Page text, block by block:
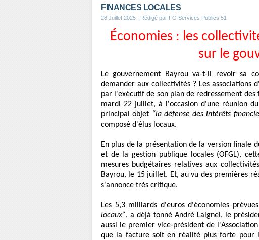
FINANCES LOCALES
28 Juillet 2025 , Rédigé par FO Services Publics 51
Économies : les
sur le
Le gouvernement Bayrou va-t-il revoir sa
demander aux collectivités ? Les associations
par l'exécutif de son plan de redressement
mardi 22 juillet, à l'occasion d'une réunion
principal objet “la défense des intérêts
composé d'élus locaux.
En plus de la présentation de la version finale
et de la gestion publique locales (OFGL),
mesures budgétaires relatives aux
Bayrou, le 15 juillet. Et, au vu des premières
s'annonce très critique.
Les 5,3 milliards d'euros d'économies
locaux”, a déjà tonné André Laignel, le
aussi le premier vice-président de
que la facture soit en réalité plus forte pour